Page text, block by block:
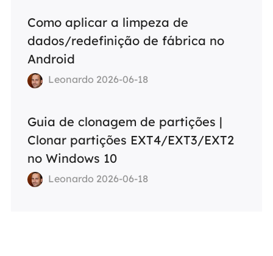
Como aplicar a limpeza de
dados/redefinição de fábrica no
Android
Leonardo 2026-06-18
Guia de clonagem de partições |
Clonar partições EXT4/EXT3/EXT2
no Windows 10
Leonardo 2026-06-18